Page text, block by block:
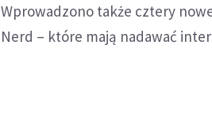
Wprowadzono także cztery
Nerd – które mają nadawać